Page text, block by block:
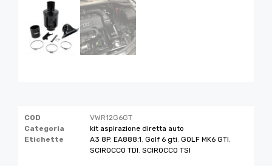
COD
VWR12G6GT
Categoria
kit aspirazione diretta auto
Etichette
A3 8P, EA888.1 Golf 6 gti GOLF MK6 GTI
SCIROCCO TDI SCIROCCO TSI